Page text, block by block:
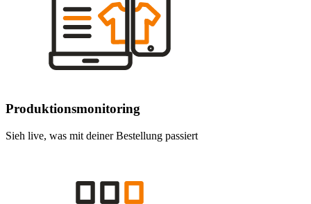
Produktionsmonitoring
Sieh live, was mit deiner Bestellung passiert